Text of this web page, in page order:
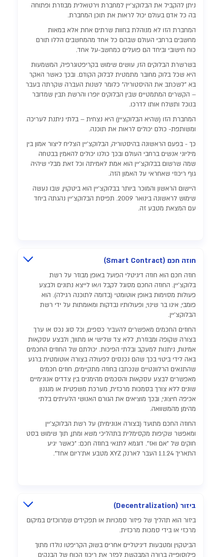
ניתן להקביל את הבלוקצ'יין למחברת וירטואלית מבוזרת ופתוחה
בה כל אדם בעולם יכול לראות את תוכן המחברת.
המחברת הזו לא מנוהלת בחוות שרתים אחת אלא במאות
מחשבים ברחבי העולם שבהם כל אחד מהמחשבים הללו תורם
כוח חישובי וביחד הם פועלים כמחשב-על אחד.
בשרשרת הבלוקים הזו, עושים שימוש בקריפטוגרפיה, המשמעות
היא שכל בלוק מחובר מתמטית לבלוק הקודם. ובכך כאשר האקר
בא "לשכתב את ההיסטוריה" כלומר לשנות העברה שקרתה בעבר
– הקשרים המתמטיים שבין הבלוקים יופרו והרשת תבין שמדובר
בנוכל ותשלח אותו לדרכו.
המחברת הזו (שהיא הבלוקציין) היא נצחית – בלתי ניתנת לעריכה
ומשותפת- כולם יכולים לראות את תוכנה.
כך - בפעם הראשונה בהיסטוריה, הבלוקצ'יין הצליח ליצור אמון בין
מיליוני אנשים ברחבי העולם ובכך כולנו יכולים להאמין בבטחה
שמה שרשום בבלוקצ'יין הוא אמת לאמיתה וכל זאת מבלי שיהיה
גוף ריכוזי שאחראי על האמון הזה.
היישום הראשון והמוכר ביותר בבלוקצ'יין הוא ביטקוין, שבו נעשה
שימוש לראשונה בינואר 2009. תפיסת הבלוקצ'יין נהגתה ביחד
עם המצאת מטבע זה.
חוזה חכם (Smart Contract)
חוזה חכם הוא חוזה דיגיטלי הפועל באופן מבוזר על רשת
בלוקצ'יין. החוזה החכם מסוגל לקבל ו/או לייצא נתונים ולבצע
פעולות מסוימות באופן אוטומטי (בדומה לתוכנה רגילה). הוא
פומבי, אינו בר שינוי, ופעולותיו נבדקות ומאומתות על ידי רשת
הבלוקצ'יין.
החוזים החכמים מאפשרים להעביר כספים, וכל סוג נכס או ערך
בצורה שקופה ומבוזרת, ללא צד שלישי או מתווך, ולבצע עסקאות
אמינות, ניתנות למעקב ובלתי הפיכות. יכולתם של החוזים החכמים
באה לידי ביטוי בכך שהם נכנסים לפעולה בצורה אוטומטית ברגע
שהתנאים הרלוונטיים שנכתבו בחוזה מתקיימים, חוזים חכמים
מאפשרים לבצע עסקאות והסכמים מהימנים בין צדדים אנונימיים
שונים ללא צורך בסמכות מרכזית, מערכת משפטית או מנגנון
אכיפה חיצוני, ובכך מוציאים את הגורם האנושי הלעיתים בלתי
מהימן מהמשוואה.
החוזה החכם מתועד (בצורה אנונימית) על רשת הבלוקצ'יין
ומאפשר שקיפות מקסימלית בתהליכי משא ומתן, תוך שימוש בסט
חוקים של "אם ואז". דוגמא לתנאי בחוזה חכם: "כאשר יגיע
התאריך 1.1.24 העבר לארנק XYZ מטבע את'ריום אחד".
ביזור (Decentralization)
ביזור הוא תהליך של פיזור סמכויות או תפקידים שמרוכזים במיקום
מרכזי או בידי סמכות מרכזית.
הביטקוין ומטבעות דיגיטליים אחרים בשוק הקריפטו נולדו מתוך
פילוסופייה ברורה המבקשת לפזר את ריכוז הכוח של הבנקים